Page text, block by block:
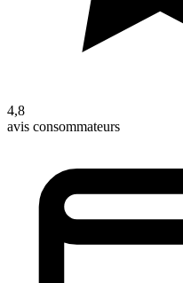
4,8
avis consommateurs